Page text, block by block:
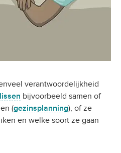
verantwoordelijkheid
bijvoorbeeld samen of
(gezinsplanning), of ze
en welke soort ze gaan